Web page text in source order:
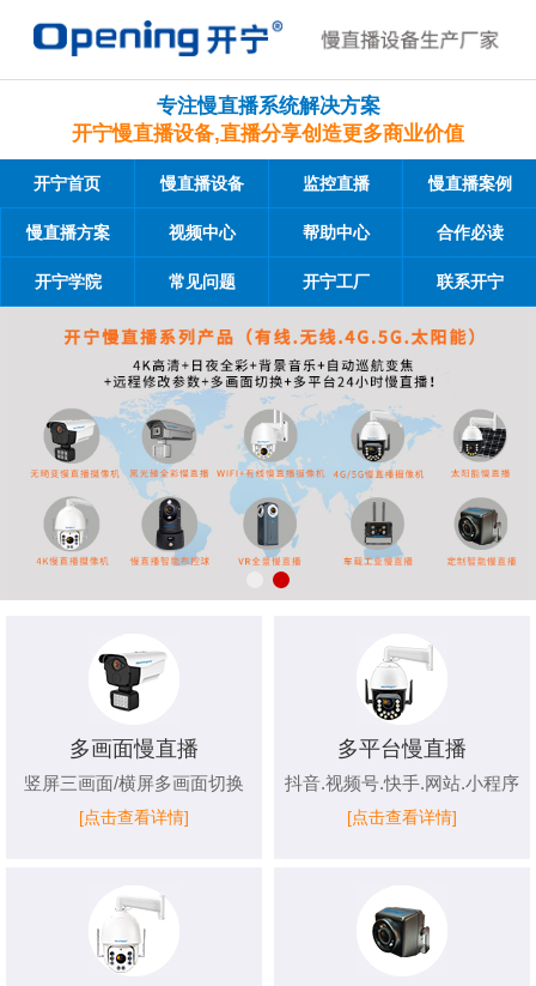
专注慢直播系统解决方案
开宁慢直播设备,直播分享创造更多商业价值
开宁首页 慢直播设备 监控直播 慢直播案例
慢直播方案 视频中心 帮助中心 合作必读
开宁学院 常见问题 开宁工厂 联系开宁
多画面慢直播
竖屏三画面/横屏多画面切换
[点击查看详情]
多平台慢直播
抖音.视频号.快手.网站.小程序
[点击查看详情]